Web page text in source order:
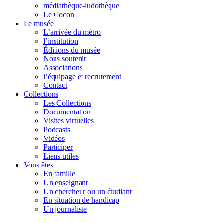
médiathèque-ludothèque
Le Cocon
Le musée
L’arrivée du métro
l’institution
Éditions du musée
Nous soutenir
Associations
l’équipage et recrutement
Contact
Collections
Les Collections
Documentation
Visites virtuelles
Podcasts
Vidéos
Participer
Liens utiles
Vous êtes
En famille
Un enseignant
Un chercheur ou un étudiant
En situation de handicap
Un journaliste